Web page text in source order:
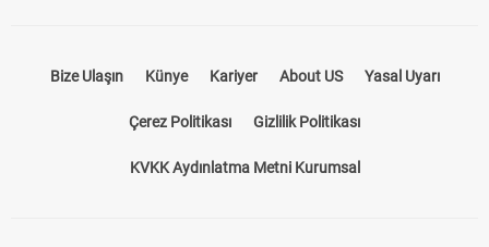
Bize Ulaşın Künye Kariyer About US Yasal Uyarı
Çerez Politikası Gizlilik Politikası
KVKK Aydınlatma Metni Kurumsal